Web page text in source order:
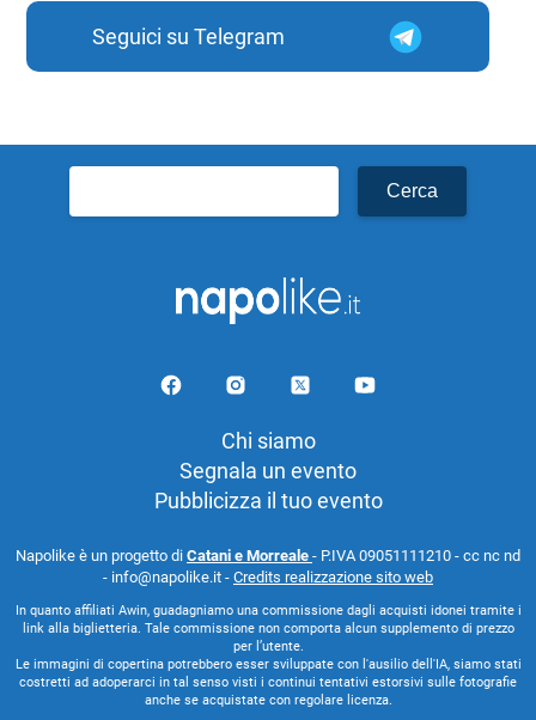
Seguici su Telegram
per:
Chi siamo
Segnala un evento
Pubblicizza il tuo evento
Napolike è un progetto di Catani e Morreale - P.IVA 09051111210 - cc nc nd
- info@napolike.it - Credits realizzazione sito web
In quanto affiliati Awin, guadagniamo una commissione dagli acquisti idonei tramite i
link alla biglietteria. Tale commissione non comporta alcun supplemento di prezzo
per l’utente.
Le immagini di copertina potrebbero esser sviluppate con l'ausilio dell'IA, siamo stati
costretti ad adoperarci in tal senso visti i continui tentativi estorsivi sulle fotografie
anche se acquistate con regolare licenza.